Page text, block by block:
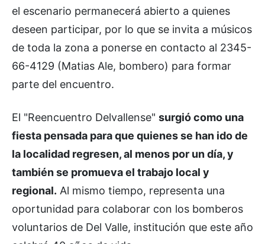
el escenario permanecerá abierto a quienes
deseen participar, por lo que se invita a músicos
de toda la zona a ponerse en contacto al 2345-
66-4129 (Matias Ale, bombero) para formar
parte del encuentro.
El "Reencuentro Delvallense" surgió como una
fiesta pensada para que quienes se han ido de
la localidad regresen, al menos por un día, y
también se promueva el trabajo local y
regional. Al mismo tiempo, representa una
oportunidad para colaborar con los bomberos
voluntarios de Del Valle, institución que este año